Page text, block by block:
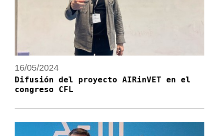
16/05/2024
Difusión del proyecto AIRinVET en el
congreso CFL